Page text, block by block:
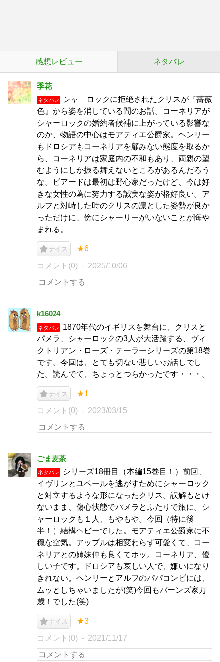
感想レビュー ネタバレ
季花
ネタバレ
シャーロックに拒絶されたクリスが『薔薇
色』から姿を消している間のお話。コーネリアが
シャーロックの婚約者候補に上がっている影響な
のか、物語の中心はモアティエ公爵家。ヘンリー
もドロシアもコーネリアを顧みない態度を取るか
ら、コーネリアは家庭内の不和もあり、両親の望
むようにしか振る舞えないところがあるんだろう
な。ビアードは最初は野心家だったけど、今は好
きな女性の為に努力する誠実な姿が格好良い。ア
ルフと対峙した時のクリスの凛とした姿勢が良か
っただけに、傍にシャーリーがいないことが悔や
まれる。
ナイス ★6
コメント(0) 2025/10/06
k16024
ネタバレ
1870年代のイギリスを舞台に、クリスと
パメラ、シャーロックの3人が大活躍する、ヴィ
クトリアン・ローズ・テーラーシリーズの第18巻
です。今回は、とても切ない悲しいお話しでし
た。読んでて、ちょっとつらかったです・・・。
ナイス ★1
コメント(0) 2023/03/15
ごま麦茶
ネタバレ
シリーズ18冊目（本編15巻目！）前回、
イヴリンとユベールを逃がすためにシャーロック
と対立するような形になったクリス。誤解もとけ
ないまま、傷心状態でパメラとふたりで旅に。シ
ャーロックも１人、もやもや。今回（特に後
半！）結構ヘビーでした。モアティエ公爵家に不
穏な空気。アップルは相変わらず可愛くて、コー
ネリアとの姉妹仲も良くてホッ。コーネリア、優
しい子です。ドロシアも哀しい人で、嫌いになり
きれない。ヘンリーとアルフのパパコンビには、
ムッとしちゃいましたが(笑)今回もバーンズ家万
歳！でした(笑)
ナイス ★3
コメント(0) 2021/11/17